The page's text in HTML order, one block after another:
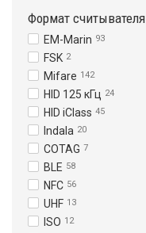
Формат считывателя
EM-Marin 93
FSK 2
Mifare 142
HID 125 кГц 24
HID iClass 45
Indala 20
COTAG 7
BLE 58
NFC 56
UHF 13
ISO 12